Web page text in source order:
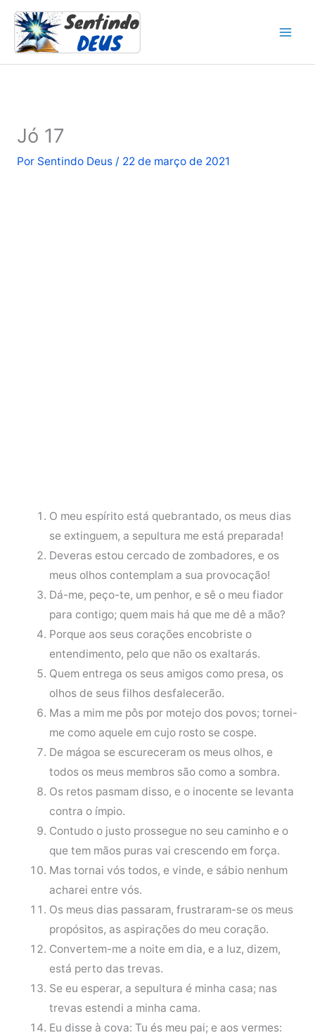
para
conteúdo
Jó 17
Por Sentindo Deus / 22 de março de 2021
O meu espírito está quebrantado, os meus dias
se extinguem, a sepultura me está preparada!
Deveras estou cercado de zombadores, e os
meus olhos contemplam a sua provocação!
Dá-me, peço-te, um penhor, e sê o meu fiador
para contigo; quem mais há que me dê a mão?
Porque aos seus corações encobriste o
entendimento, pelo que não os exaltarás.
Quem entrega os seus amigos como presa, os
olhos de seus filhos desfalecerão.
Mas a mim me pôs por motejo dos povos; tornei-
me como aquele em cujo rosto se cospe.
De mágoa se escureceram os meus olhos, e
todos os meus membros são como a sombra.
Os retos pasmam disso, e o inocente se levanta
contra o ímpio.
Contudo o justo prossegue no seu caminho e o
que tem mãos puras vai crescendo em força.
Mas tornai vós todos, e vinde, e sábio nenhum
acharei entre vós.
Os meus dias passaram, frustraram-se os meus
propósitos, as aspirações do meu coração.
Convertem-me a noite em dia, e a luz, dizem,
está perto das trevas.
Se eu esperar, a sepultura é minha casa; nas
trevas estendi a minha cama.
Eu disse à cova: Tu és meu pai; e aos vermes: